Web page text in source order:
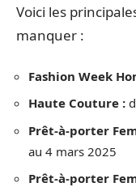
Voici les
manquer :
Fashion Week
Haute Couture :
Prêt-à-porter
au 4 mars 2025
Prêt-à-porter